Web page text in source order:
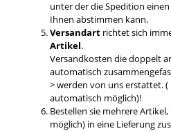
unter der die Spedition
Ihnen abstimmen kann.
Versandartrichtet sich
Artikel.
Versandkosten die doppelt
automatisch
> werden von uns erstattet.
automatisch möglich)!
Bestellen sie mehrere
möglich) in eine Lieferung